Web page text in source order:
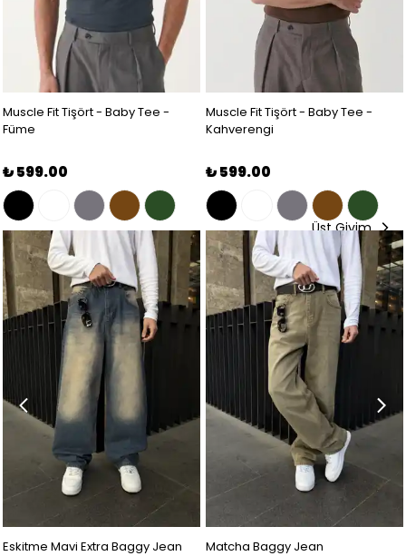
Muscle Fit Tişört - Baby Tee -
Füme
₺ 599.00
Muscle Fit Tişört - Baby Tee -
Kahverengi
₺ 599.00
Üst Giyim
Eskitme Mavi Extra Baggy Jean Matcha Baggy Jean